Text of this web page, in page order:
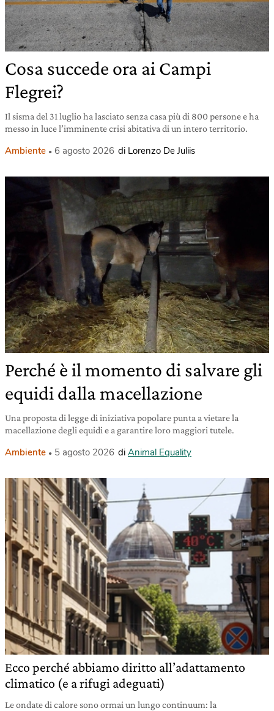
Cosa succede ora ai Campi
Flegrei?
Il sisma del 31 luglio ha lasciato senza casa più di 800 persone e ha
messo in luce l’imminente crisi abitativa di un intero territorio.
Ambiente 6 agosto 2026 di Lorenzo De Juliis
Perché è il momento di salvare gli
equidi dalla macellazione
Una proposta di legge di iniziativa popolare punta a vietare la
macellazione degli equidi e a garantire loro maggiori tutele.
Ambiente 5 agosto 2026 di Animal Equality
Ecco perché abbiamo diritto all’adattamento
climatico (e a rifugi adeguati)
Le ondate di calore sono ormai un lungo continuum: la